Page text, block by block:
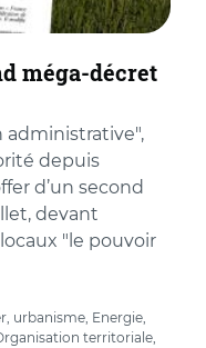
méga-décret
administrative",
depuis
d’un second
devant
"le pouvoir
urbanisme, Energie,
territoriale,